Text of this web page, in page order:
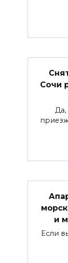
Сочи
Да,
и
Если